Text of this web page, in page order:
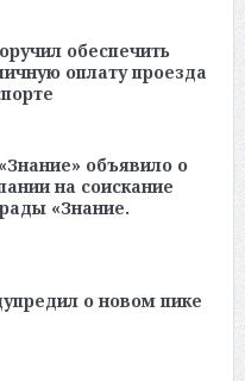
обеспечить
оплату проезда
объявило о
на соискание
«Знание.
о новом пике